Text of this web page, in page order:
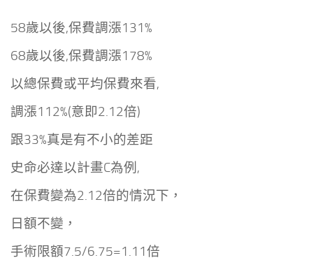
58歲以後,保費調漲131%
68歲以後,保費調漲178%
以總保費或平均保費來看,
調漲112%(意即2.12倍)
跟33%真是有不小的差距
史命必達以計畫C為例,
在保費變為2.12倍的情況下，
日額不變，
手術限額7.5/6.75=1.11倍